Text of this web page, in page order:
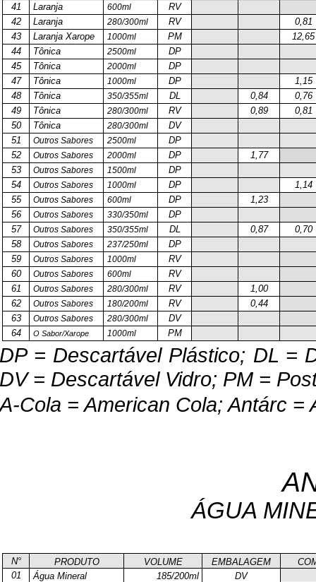
41
Laranja 600ml
RV
42
Laranja 280/300ml RV
0,81
43
Laranja Xarope 1000ml PM
12,65
44
Tônica 2500ml
DP
45
Tônica 2000ml
DP
47
Tônica 1000ml DP
1,15
48
Tônica 350/355ml DL 0,84
0,76
49
Tônica 280/300ml RV 0,89
0,81
50
Tônica 280/300ml
DV
51
Outros Sabores 2500ml
DP
52
Outros Sabores 2000ml DP
1,77
53
Outros Sabores 1500ml
DP
54
Outros Sabores 1000ml DP
1,14
55
Outros Sabores 600ml DP
1,23
56
Outros Sabores 330/350ml
DP
57
Outros Sabores 350/355ml DL 0,87
0,70
58
Outros Sabores 237/250ml
DP
59
Outros Sabores 1000ml
RV
60
Outros Sabores 600ml
RV
61
Outros Sabores 280/300ml RV
1,00
62
Outros Sabores 180/200ml RV
0,44
63
Outros Sabores 280/300ml
DV
64
O Sabor/Xarope 1000ml PM
= Descartável Plástico; DL =
= Descartável Vidro; PM =
Cola = American Cola; Antárc =
ÁGUA
N° PRODUTO VOLUME EMBALAGEM
01
Água Mineral 185/200ml
DV